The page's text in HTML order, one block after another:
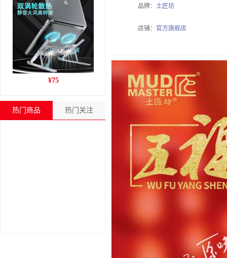
跨境新款C9pro笔记本电脑
¥75
热门商品 热门关注
品牌： 土匠坊
店铺： 官方旗舰店